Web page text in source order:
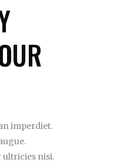
imperdiet.
nisi.